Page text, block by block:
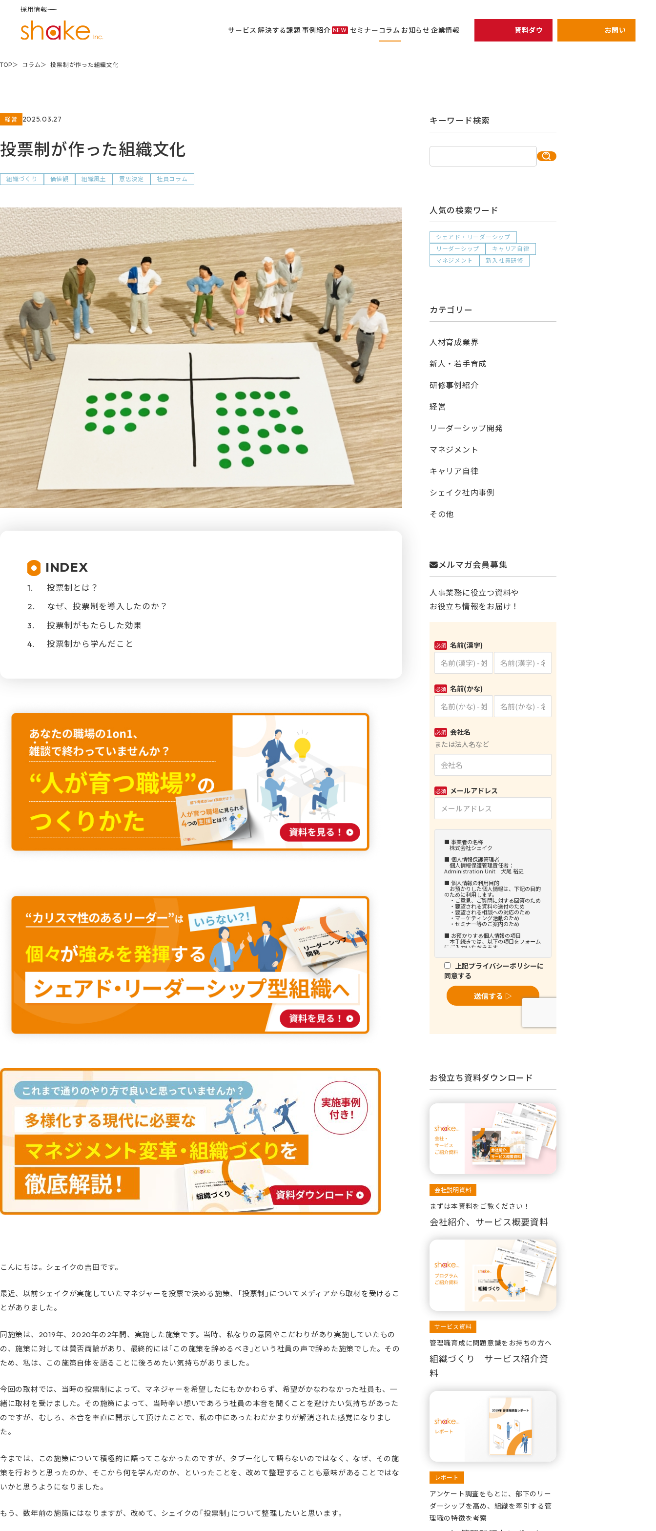
採用情報
サービス 解決する課題 事例紹介 NEW セミナーコラム お知らせ 企業情報
健康経営の取り組み
資料ダウンロード お問い合わせ
TOP コラム 投票制が作った組織文化
経営 2025.03.27
投票制が作った組織文化
組織づくり 価値観 組織風土 意思決定 社員コラム
INDEX
投票制とは？
なぜ、投票制を導入したのか？
投票制がもたらした効果
投票制から学んだこと
こんにちは。シェイクの吉田です。
最近、以前シェイクが実施していたマネジャーを投票で決める施策、「投票制」についてメディアから取材を受けるこ
とがありました。
同施策は、2019年、2020年の2年間、実施した施策です。当時、私なりの意図やこだわりがあり実施していたもの
の、施策に対しては賛否両論があり、最終的には「この施策を辞めるべき」という社員の声で辞めた施策でした。その
ため、私は、この施策自体を語ることに後ろめたい気持ちがありました。
今回の取材では、当時の投票制によって、マネジャーを希望したにもかかわらず、希望がかなわなかった社員も、一
緒に取材を受けました。その施策によって、当時辛い想いであろう社員の本音を聞くことを避けたい気持ちがあった
のですが、むしろ、本音を率直に開示して頂けたことで、私の中にあったわだかまりが解消された感覚になりまし
た。
今までは、この施策について積極的に語ってこなかったのですが、タブー化して語らないのではなく、なぜ、その施
策を行おうと思ったのか、そこから何を学んだのか、といったことを、改めて整理することも意味があることではな
いかと思うようになりました。
もう、数年前の施策にはなりますが、改めて、シェイクの「投票制」について整理したいと思います。
キーワード検索
人気の検索ワード
シェアド・リーダーシップ
リーダーシップ
キャリア自律
マネジメント
新入社員研修
カテゴリー
人材育成業界
新人・若手育成
研修事例紹介
経営
リーダーシップ開発
マネジメント
キャリア自律
シェイク社内事例
その他
メルマガ会員募集
人事業務に役立つ資料や
お役立ち情報をお届け！
お役立ち資料ダウンロード
会社説明資料
まずは本資料をご覧ください！
会社紹介、サービス概要資料
サービス資料
管理職育成に問題意識をお持ちの方へ
組織づくり サービス紹介資
料
レポート
アンケート調査をもとに、部下のリー
ダーシップを高め、組織を牽引する管
理職の特徴を考察